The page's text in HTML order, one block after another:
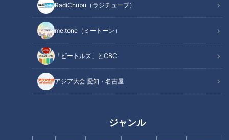
RadiChubu（ラジチューブ）
me:tone（ミートーン）
「ビートルズ」とCBC
アジア大会 愛知・名古屋
ジャンル
笑顔さわやかアナが名古屋駅西
エリアの『焼き太きしめん』を
調査！ 五感で食欲をそそる掟
破りの逸品！
市の『松丈のコロッケ』を調